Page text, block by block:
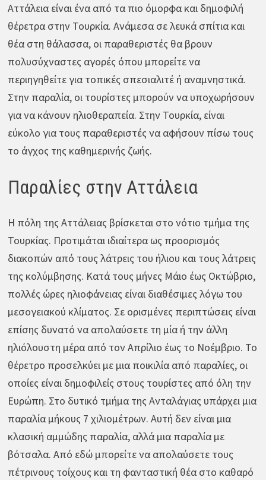
Αττάλεια είναι ένα από τα πιο όμορφα και δημοφιλή
θέρετρα στην Τουρκία. Ανάμεσα σε λευκά σπίτια και
θέα στη θάλασσα, οι παραθεριστές θα βρουν
πολυσύχναστες αγορές όπου μπορείτε να
περιηγηθείτε για τοπικές σπεσιαλιτέ ή αναμνηστικά.
Στην παραλία, οι τουρίστες μπορούν να υποχωρήσουν
για να κάνουν ηλιοθεραπεία. Στην Τουρκία, είναι
εύκολο για τους παραθεριστές να αφήσουν πίσω τους
το άγχος της καθημερινής ζωής.
Παραλίες στην Αττάλεια
Η πόλη της Αττάλειας βρίσκεται στο νότιο τμήμα της
Τουρκίας. Προτιμάται ιδιαίτερα ως προορισμός
διακοπών από τους λάτρεις του ήλιου και τους λάτρεις
της κολύμβησης. Κατά τους μήνες Μάιο έως Οκτώβριο,
πολλές ώρες ηλιοφάνειας είναι διαθέσιμες λόγω του
μεσογειακού κλίματος. Σε ορισμένες περιπτώσεις είναι
επίσης δυνατό να απολαύσετε τη μία ή την άλλη
ηλιόλουστη μέρα από τον Απρίλιο έως το Νοέμβριο. Το
θέρετρο προσελκύει με μια ποικιλία από παραλίες, οι
οποίες είναι δημοφιλείς στους τουρίστες από όλη την
Ευρώπη. Στο δυτικό τμήμα της Ανταλάγιας υπάρχει μια
παραλία μήκους 7 χιλιομέτρων. Αυτή δεν είναι μια
κλασική αμμώδης παραλία, αλλά μια παραλία με
βότσαλα. Από εδώ μπορείτε να απολαύσετε τους
πέτρινους τοίχους και τη φανταστική θέα στο καθαρό